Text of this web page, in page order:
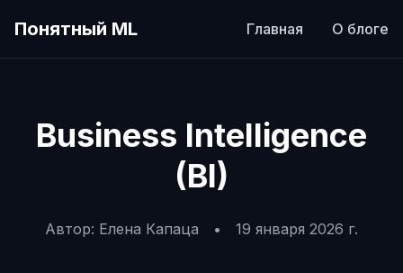
Понятный ML Главная О блоге
Business Intelligence
(BI)
Автор: Елена Капаца • 19 января 2026 г.